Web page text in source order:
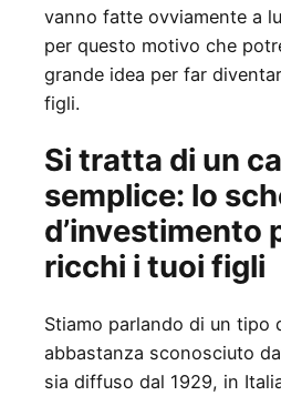
vanno fatte ovviamente a
per questo motivo che
grande idea per far
figli.
Si tratta di un
semplice: lo
d’investimento
ricchi i tuoi figli
Stiamo parlando di un tipo
abbastanza sconosciuto
sia diffuso dal 1929, in